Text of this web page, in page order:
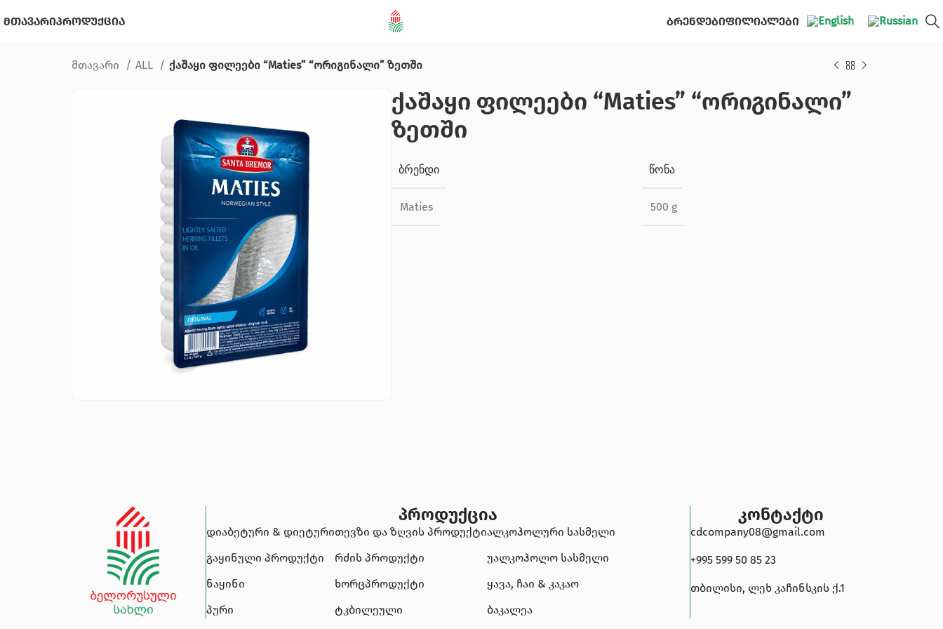
მთავარიპროდუქცია ბრენდებიფილიალები
მთავარი ALL ქაშაყი ფილეები “Maties” “ორიგინალი” ზეთში
ქაშაყი ფილეები “Maties” “ორიგინალი”
ზეთში
ᲑᲠᲔᲜᲓᲘ
Maties
ᲬᲝᲜᲐ
500 g
პროდუქცია
დიაბეტური & დიეტური
გაყინული პროდუქტი
ნაყინი
პური
თევზი და ზღვის პროდუქტი
რძის პროდუქტი
ხორცპროდუქტი
ტკბილეული
ალკოჰოლური სასმელი
უალკოჰოლო სასმელი
ყავა, ჩაი & კაკაო
ბაკალეა
კონტაქტი
cdcompany08@gmail.com
+995 599 50 85 23
თბილისი, ლეხ კაჩინსკის ქ.1